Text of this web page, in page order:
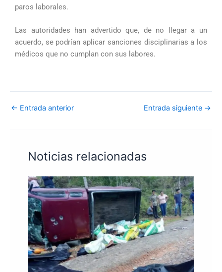
paros laborales.
Las autoridades han advertido que, de no llegar a un
acuerdo, se podrían aplicar sanciones disciplinarias a los
médicos que no cumplan con sus labores.
← Entrada anterior Entrada siguiente →
Noticias relacionadas